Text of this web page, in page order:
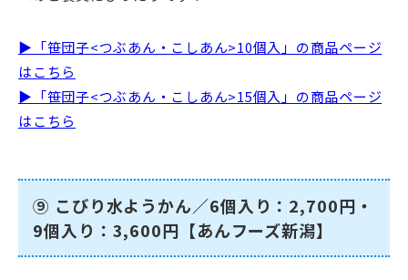
▶「笹団子<つぶあん・こしあん>10個入」の商品ページ
はこちら
▶「笹団子<つぶあん・こしあん>15個入」の商品ページ
はこちら
⑨ こびり水ようかん／6個入り：2,700円・
9個入り：3,600円【あんフーズ新潟】